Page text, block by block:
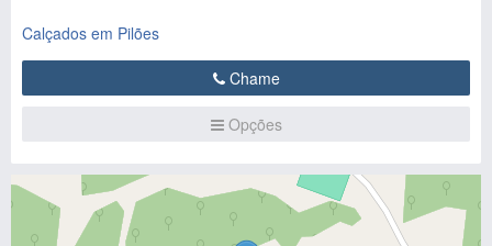
Calçados em Pilões
Chame
Opções